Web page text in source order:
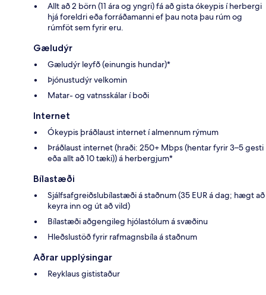
Allt að 2 börn (11 ára og yngri) fá að gista ókeypis í herbergi
hjá foreldri eða forráðamanni ef þau nota þau rúm og
rúmföt sem fyrir eru.
Gæludýr
Gæludýr leyfð (einungis hundar)*
Þjónustudýr velkomin
Matar- og vatnsskálar í boði
Internet
Ókeypis þráðlaust internet í almennum rýmum
Þráðlaust internet (hraði: 250+ Mbps (hentar fyrir 3–5 gesti
eða allt að 10 tæki)) á herbergjum*
Bílastæði
Sjálfsafgreiðslubílastæði á staðnum (35 EUR á dag; hægt að
keyra inn og út að vild)
Bílastæði aðgengileg hjólastólum á svæðinu
Hleðslustöð fyrir rafmagnsbíla á staðnum
Aðrar upplýsingar
Reyklaus gististaður